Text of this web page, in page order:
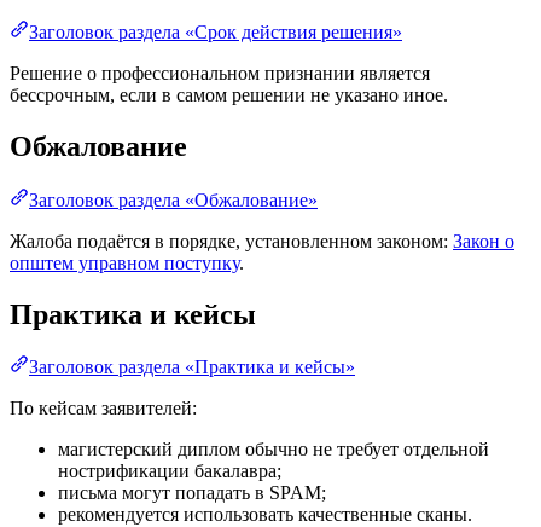
Заголовок раздела «Срок действия решения»
Решение о профессиональном признании является
бессрочным, если в самом решении не указано иное.
Обжалование
Заголовок раздела «Обжалование»
Жалоба подаётся в порядке, установленном законом: Закон о
општем управном поступку.
Практика и кейсы
Заголовок раздела «Практика и кейсы»
По кейсам заявителей:
магистерский диплом обычно не требует отдельной
нострификации бакалавра;
письма могут попадать в SPAM;
рекомендуется использовать качественные сканы.